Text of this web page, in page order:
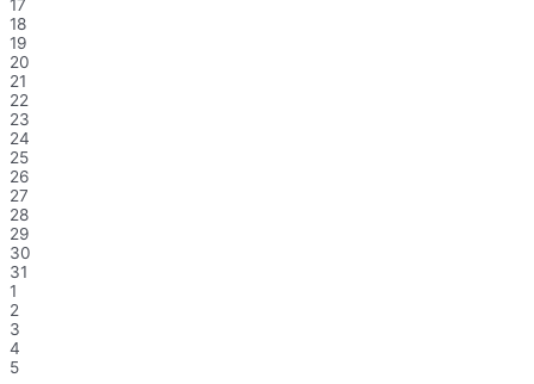
17
18
19
20
21
22
23
24
25
26
27
28
29
30
31
1
2
3
4
5